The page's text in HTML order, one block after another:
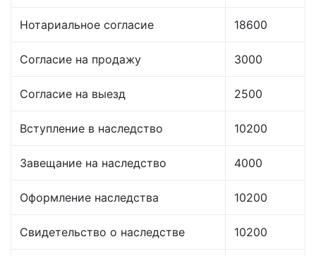
Нотариальное согласие 18600
Согласие на продажу 3000
Согласие на выезд 2500
Вступление в наследство 10200
Завещание на наследство 4000
Оформление наследства 10200
Свидетельство о наследстве 10200